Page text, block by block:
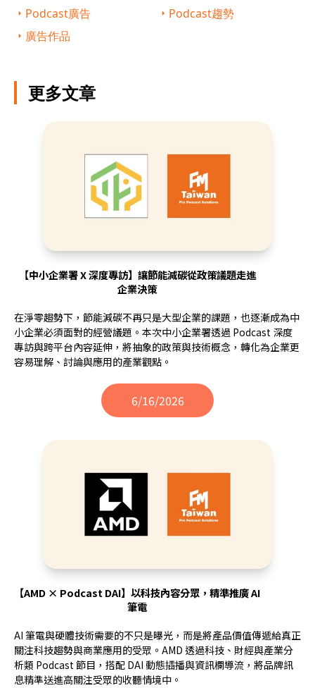
Podcast廣告
Podcast趨勢
廣告作品
更多文章
【中小企業署 X 深度專訪】讓節能減碳從政策議題走進
企業決策
在淨零趨勢下，節能減碳不再只是大型企業的課題，也逐漸成為中
小企業必須面對的經營議題。本次中小企業署透過 Podcast 深度
專訪與跨平台內容延伸，將抽象的政策與技術概念，轉化為企業更
容易理解、討論與應用的產業觀點。
6/16/2026
【AMD × Podcast DAI】以科技內容分眾，精準推廣 AI
筆電
AI 筆電與硬體技術需要的不只是曝光，而是將產品價值傳遞給真正
關注科技趨勢與商業應用的受眾。AMD 透過科技、財經與產業分
析類 Podcast 節目，搭配 DAI 動態插播與資訊欄導流，將品牌訊
息精準送進高關注受眾的收聽情境中。